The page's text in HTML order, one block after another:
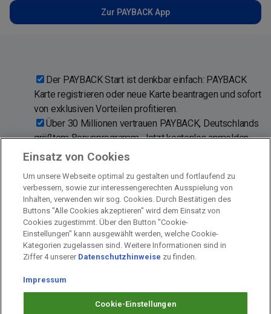
Zur PAYBACK App
Der PAYBACK Start ist denkbar einfach: PAYBACK
Karte registrieren oder neue Karte beantragen und sofort
von exklusiven Vorteilen profitieren.
Über 30 Millionen vertrauen PAYBACK, Deutschlands
größtem Bonusprogramm. Jetzt kostenlos anmelden
und PAYBACK Karte aktivieren!
Aral · dm-drogerie markt · EDEKA · Netto · C&A ·
Fressnapf und rund 700 weiteren Partnern.
Impressum
Arbeiten bei PAYBACK
Einsatz von Cookies
Um unsere Webseite optimal zu gestalten und fortlaufend zu
verbessern, sowie zur interessengerechten Ausspielung von
Inhalten, verwenden wir sog. Cookies. Durch Bestätigen des
Buttons "Alle Cookies akzeptieren" wird dem Einsatz von
Cookies zugestimmt. Über den Button "Cookie-
Einstellungen" kann ausgewählt werden, welche Cookie-
Kategorien zugelassen sind. Weitere Informationen sind in
Ziffer 4 unserer Datenschutzhinweise zu finden.
Impressum
Cookie-Einstellungen